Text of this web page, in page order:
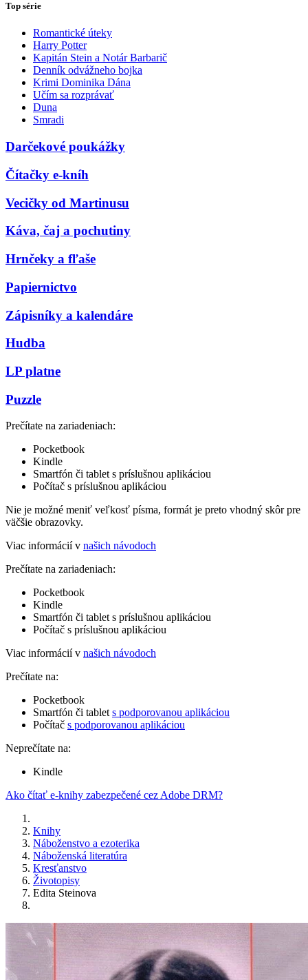
Top série
Romantické úteky
Harry Potter
Kapitán Stein a Notár Barbarič
Denník odvážneho bojka
Krimi Dominika Dána
Učím sa rozprávať
Duna
Smradi
Darčekové poukážky
Čítačky e-kníh
Vecičky od Martinusu
Káva, čaj a pochutiny
Hrnčeky a fľaše
Papiernictvo
Zápisníky a kalendáre
Hudba
LP platne
Puzzle
Prečítate na zariadeniach:
Pocketbook
Kindle
Smartfón či tablet s príslušnou aplikáciou
Počítač s príslušnou aplikáciou
Nie je možné meniť veľkosť písma, formát je preto vhodný skôr pre
väčšie obrazovky.
Viac informácií v našich návodoch
Prečítate na zariadeniach:
Pocketbook
Kindle
Smartfón či tablet s príslušnou aplikáciou
Počítač s príslušnou aplikáciou
Viac informácií v našich návodoch
Prečítate na:
Pocketbook
Smartfón či tablet s podporovanou aplikáciou
Počítač s podporovanou aplikáciou
Neprečítate na:
Kindle
Ako čítať e-knihy zabezpečené cez Adobe DRM?
Knihy
Náboženstvo a ezoterika
Náboženská literatúra
Kresťanstvo
Životopisy
Edita Steinova